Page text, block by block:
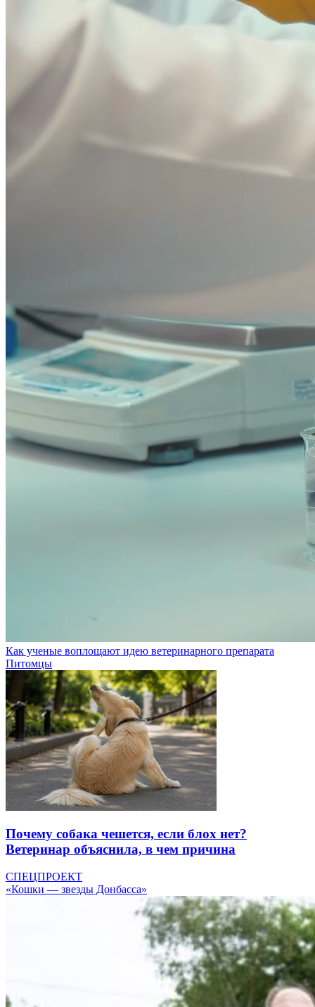
Как ученые воплощают идею ветеринарного препарата
Питомцы
Почему собака чешется, если блох нет?
Ветеринар объяснила, в чем причина
СПЕЦПРОЕКТ
«Кошки — звезды Донбасса»